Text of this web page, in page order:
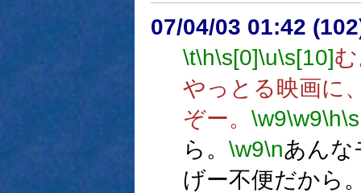
07/04/03 01:42
\t\h\s[0]\u\s[10]
やっとる映画に
ぞー。 \w9\w9\h
ら。 \w9\nあんな
げー不便だから